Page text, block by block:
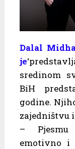
Dalal
je
sredinom
BiH
godine.
zajedništvu
–
emotivno i